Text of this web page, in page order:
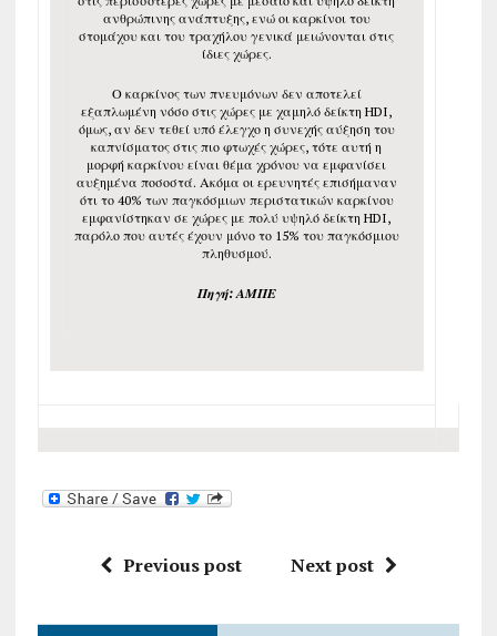
ανθρώπινης ανάπτυξης, ενώ οι καρκίνοι του
στομάχου και του τραχήλου γενικά μειώνονται στις
ίδιες χώρες.
Ο καρκίνος των πνευμόνων δεν αποτελεί
εξαπλωμένη νόσο στις χώρες με χαμηλό δείκτη HDI,
όμως, αν δεν τεθεί υπό έλεγχο η συνεχής αύξηση του
καπνίσματος στις πιο φτωχές χώρες, τότε αυτή η
μορφή καρκίνου είναι θέμα χρόνου να εμφανίσει
αυξημένα ποσοστά. Ακόμα οι ερευνητές επισήμαναν
ότι το 40% των παγκόσμιων περιστατικών καρκίνου
εμφανίστηκαν σε χώρες με πολύ υψηλό δείκτη HDI,
παρόλο που αυτές έχουν μόνο το 15% του παγκόσμιου
πληθυσμού.
Πηγή: ΑΜΠΕ
Previous post Next post